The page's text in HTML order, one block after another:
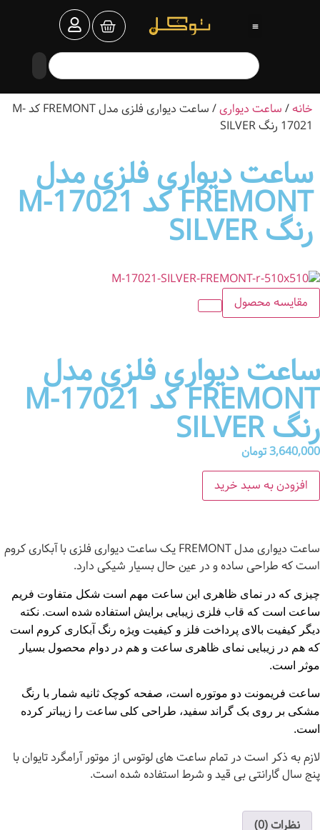
خانه/ ساعت دیواری
/ ساعت دیواری فلزی مدل FREMONT کد M-
17021 رنگ SILVER
ساعت دیواری فلزی مدل
FREMONT کد M-17021
رنگ SILVER
مقایسه محصول
ساعت دیواری فلزی مدل
FREMONT کد M-17021
رنگ SILVER
3,640,000تومان
افزودن به سبد خرید
ساعت دیواری مدل FREMONT یک ساعت دیواری فلزی با آبکاری کروم
است که طراحی ساده و در عین حال بسیار شیکی دارد.
چیزی که در نمای ظاهری این ساعت مهم است شکل متفاوت فریم
ساعت است که قاب فلزی زیبایی برایش استفاده شده است. نکته
دیگر کیفیت بالای پرداخت فلز و کیفیت ویژه رنگ آبکاری کروم است
که هم در زیبایی نمای ظاهری ساعت و هم در دوام محصول بسیار
موثر است.
ساعت فریمونت دو موتوره است، صفحه کوچک ثانیه شمار با رنگ
مشکی بر روی بک گراند سفید، طراحی کلی ساعت را زیباتر کرده
است.
لازم به ذکر است در تمام ساعت های لوتوس از موتور آرامگرد تایوان با
پنج سال گارانتی بی قید و شرط استفاده شده است.
نظرات (0)